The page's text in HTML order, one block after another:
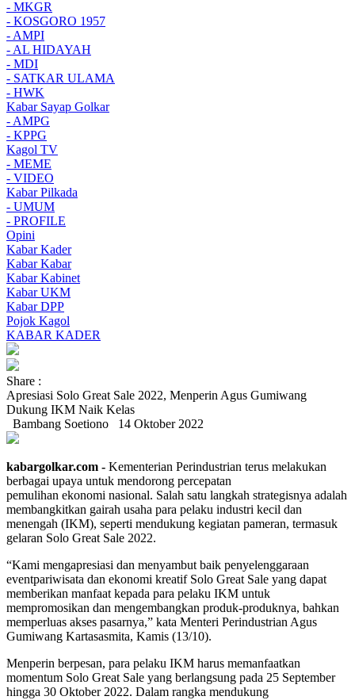
- MKGR
- KOSGORO 1957
- AMPI
- AL HIDAYAH
- MDI
- SATKAR ULAMA
- HWK
Kabar Sayap Golkar
- AMPG
- KPPG
Kagol TV
- MEME
- VIDEO
Kabar Pilkada
- UMUM
- PROFILE
Opini
Kabar Kader
Kabar Kabar
Kabar Kabinet
Kabar UKM
Kabar DPP
Pojok Kagol
KABAR KADER
Share :
Apresiasi Solo Great Sale 2022, Menperin Agus Gumiwang
Dukung IKM Naik Kelas
Bambang Soetiono
14 Oktober 2022
kabargolkar.com - Kementerian Perindustrian terus melakukan
berbagai upaya untuk mendorong percepatan
pemulihan ekonomi nasional. Salah satu langkah strategisnya adalah
membangkitkan gairah usaha para pelaku industri kecil dan
menengah (IKM), seperti mendukung kegiatan pameran, termasuk
gelaran Solo Great Sale 2022.
“Kami mengapresiasi dan menyambut baik penyelenggaraan
eventpariwisata dan ekonomi kreatif Solo Great Sale yang dapat
memberikan manfaat kepada para pelaku IKM untuk
mempromosikan dan mengembangkan produk-produknya, bahkan
memperluas akses pasarnya,” kata Menteri Perindustrian Agus
Gumiwang Kartasasmita, Kamis (13/10).
Menperin berpesan, para pelaku IKM harus memanfaatkan
momentum Solo Great Sale yang berlangsung pada 25 September
hingga 30 Oktober 2022. Dalam rangka mendukung